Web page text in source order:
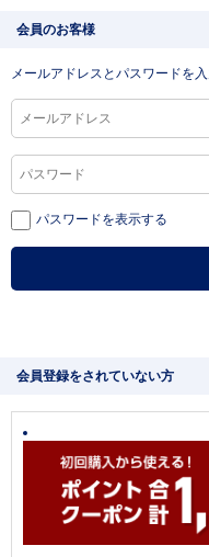
会員のお客様
メールアドレスとパスワードを
パスワードを表示する
会員登録をされていない方